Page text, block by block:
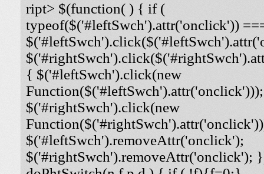
ript> $(function( ) { if (
typeof($('#leftSwch').attr('onclick'))
{ $('#leftSwch').click(new
Function($('#leftSwch').attr('onclick')));
$('#rightSwch').click(new
$('#leftSwch').removeAttr('onclick');
$('#rightSwch').removeAttr('onclick');